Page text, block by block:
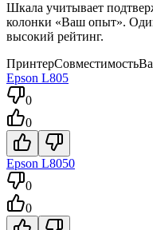
Шкала учитывает
колонки «Ваш опыт».
высокий рейтинг.
ПринтерСовместимость
Epson L805
0
0
Epson L8050
0
0